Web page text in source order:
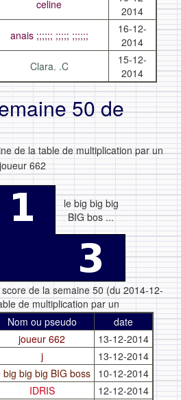
celine
2014
anais ;;;;;; ;;;;; ;;;;;;
16-12-
2014
Clara. .C
15-12-
2014
50 de
de la table de multiplication par un
joueur 662
le big big big
BIG bos ...
de la semaine 50 (du 2014-12-
de multiplication par un
Nom ou pseudo
date
joueur 662
13-12-2014
j
13-12-2014
big big big BIG boss 10-12-2014
IDRIS
12-12-2014